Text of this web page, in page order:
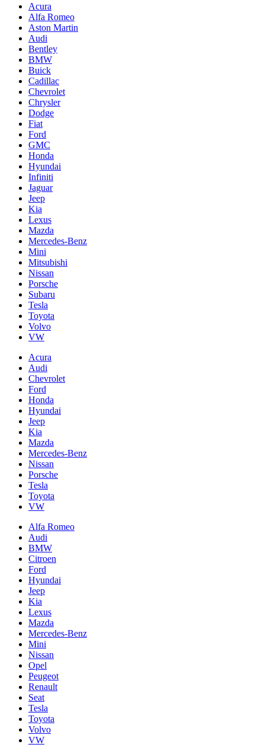
Acura
Alfa Romeo
Aston Martin
Audi
Bentley
BMW
Buick
Cadillac
Chevrolet
Chrysler
Dodge
Fiat
Ford
GMC
Honda
Hyundai
Infiniti
Jaguar
Jeep
Kia
Lexus
Mazda
Mercedes-Benz
Mini
Mitsubishi
Nissan
Porsche
Subaru
Tesla
Toyota
Volvo
VW
Acura
Audi
Chevrolet
Ford
Honda
Hyundai
Jeep
Kia
Mazda
Mercedes-Benz
Nissan
Porsche
Tesla
Toyota
VW
Alfa Romeo
Audi
BMW
Citroen
Ford
Hyundai
Jeep
Kia
Lexus
Mazda
Mercedes-Benz
Mini
Nissan
Opel
Peugeot
Renault
Seat
Tesla
Toyota
Volvo
VW